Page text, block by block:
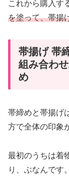
これから購入す
を塗って、帯揚
帯揚げ 帯
組み合わ
め
帯締めと帯揚げ
方で全体の印象
最初のうちは着
り、ぶなんです。